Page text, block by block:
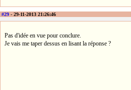
#29 - 29-11-2013 21:26:46
Pas d'idée en vue pour conclure.
Je vais me taper dessus en lisant la réponse ?